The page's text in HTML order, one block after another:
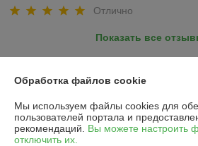
Отлично
Показать все
О нас
Контакты
Обработка файлов cookie
Мы используем файлы cookies для
пользователей портала и
рекомендаций. Вы можете настроить
отключить их.